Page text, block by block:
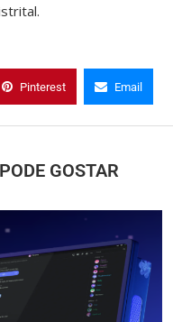
Pinterest Email
GOSTAR